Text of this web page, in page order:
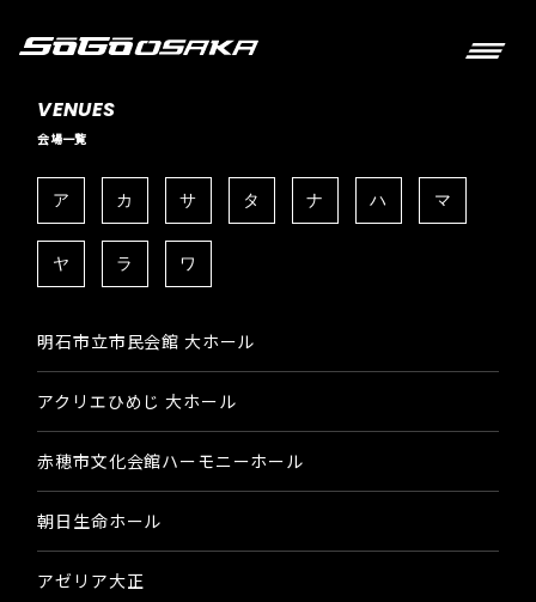
VENUES
会場一覧
ア カ サ タ ナ ハ マ
ヤ ラ ワ
明石市立市民会館 大ホール
アクリエひめじ 大ホール
赤穂市文化会館ハーモニーホール
朝日生命ホール
アゼリア大正